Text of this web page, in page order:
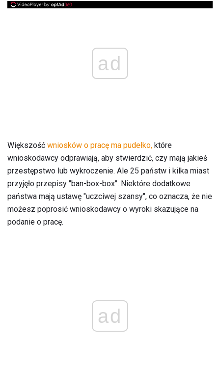
ad
Większość wniosków o pracę ma pudełko, które
wnioskodawcy odprawiają, aby stwierdzić, czy mają jakieś
przestępstwo lub wykroczenie. Ale 25 państw i kilka miast
przyjęło przepisy "ban-box-box". Niektóre dodatkowe
państwa mają ustawę "uczciwej szansy", co oznacza, że ​​nie
możesz poprosić wnioskodawcy o wyroki skazujące na
podanie o pracę.
ad